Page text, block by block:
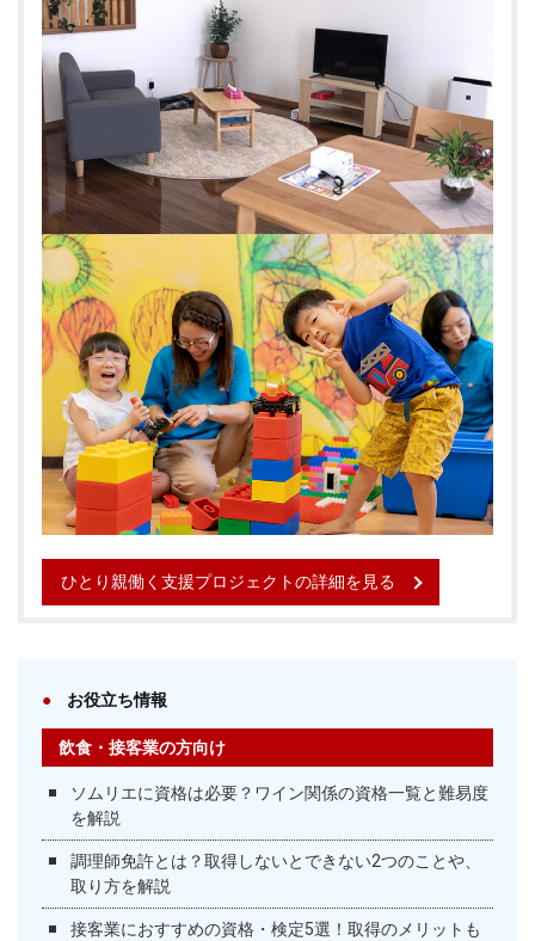
ひとり親働く支援プロジェクトの詳細を見る
お役立ち情報
飲食・接客業の方向け
ソムリエに資格は必要？ワイン関係の資格一覧と難易度
を解説
調理師免許とは？取得しないとできない2つのことや、
取り方を解説
接客業におすすめの資格・検定5選！取得のメリットも